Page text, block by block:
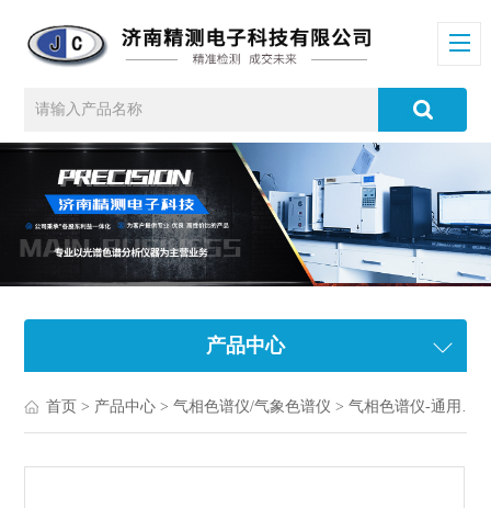
产品中心
首页 > 产品中心 >气相色谱仪/气象色谱仪 >气相色谱仪-通用气相色谱